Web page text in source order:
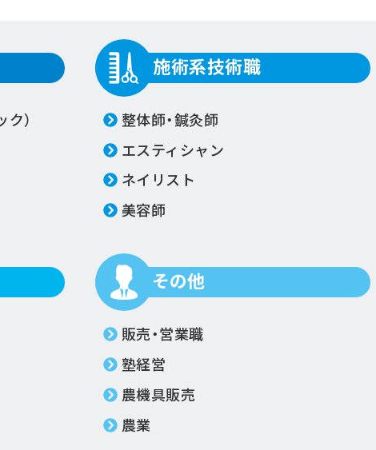
）
施術系技術職
整体師・鍼灸師
エスティシャン
ネイリスト
美容師
その他
販売・営業職
塾経営
農機具販売
農業